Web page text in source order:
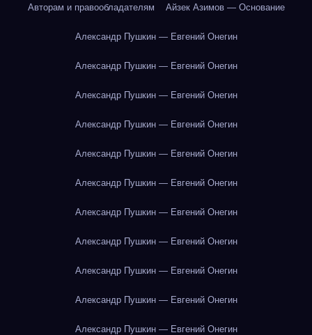
Авторам и правообладателям Айзек Азимов — Основание
Александр Пушкин — Евгений Онегин
Александр Пушкин — Евгений Онегин
Александр Пушкин — Евгений Онегин
Александр Пушкин — Евгений Онегин
Александр Пушкин — Евгений Онегин
Александр Пушкин — Евгений Онегин
Александр Пушкин — Евгений Онегин
Александр Пушкин — Евгений Онегин
Александр Пушкин — Евгений Онегин
Александр Пушкин — Евгений Онегин
Александр Пушкин — Евгений Онегин